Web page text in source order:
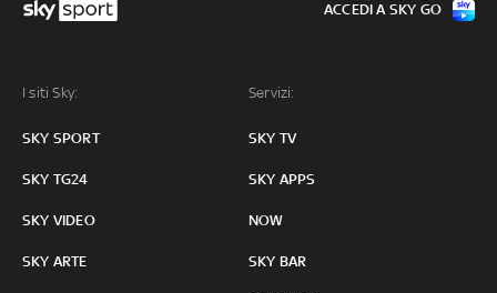
I siti Sky:
SKY SPORT
SKY TG24
SKY VIDEO
SKY ARTE
Servizi:
SKY TV
SKY APPS
NOW
SKY BAR
ACCEDI A SKY GO